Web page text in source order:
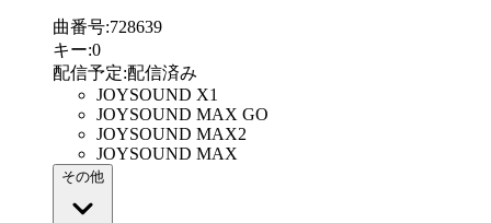
曲番号:728639
キー:0
配信予定:配信済み
JOYSOUND X1
JOYSOUND MAX GO
JOYSOUND MAX2
JOYSOUND MAX
その他